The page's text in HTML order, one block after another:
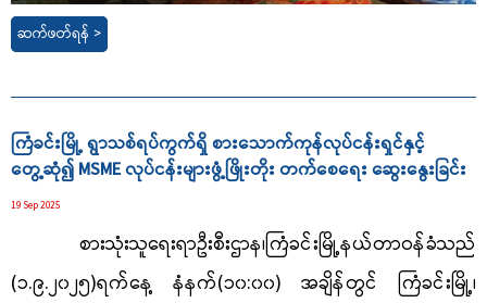
ဆက်ဖတ်ရန် >
ကြံခင်းမြို့ ရွာသစ်ရပ်ကွက်ရှိ စားသောက်ကုန်လုပ်ငန်းရှင်နှင့်
တွေ့ဆုံ၍ MSME လုပ်ငန်းများဖွံ့ဖြိုးတိုး တက်စေရေး ဆွေးနွေးခြင်း
19 Sep 2025
စားသုံးသူရေးရာဦးစီးဌာန၊ကြံခင်းမြို့နယ်တာဝန်ခံသည်
(၁.၉.၂၀၂၅)ရက်နေ့ နံနက်(၁၀:၀၀) အချိန်တွင် ကြံခင်းမြို့၊